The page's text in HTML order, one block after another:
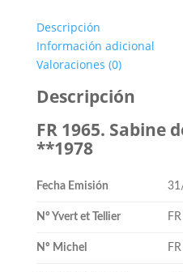
0’10F.
**1978
cantidad
Descripción
Información adicional
Valoraciones (0)
Descripción
FR 1965. Sabine
**1978
Fecha Emisión
Nº Yvert et Tellier
Nº Michel